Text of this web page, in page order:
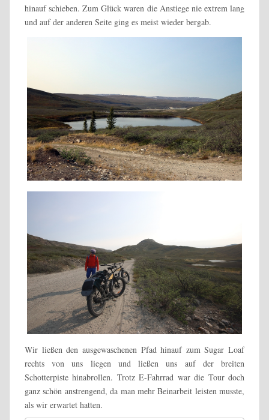
hinauf schieben. Zum Glück waren die Anstiege nie extrem lang
und auf der anderen Seite ging es meist wieder bergab.
Wir ließen den ausgewaschenen Pfad hinauf zum Sugar Loaf
rechts von uns liegen und ließen uns auf der breiten
Schotterpiste hinabrollen. Trotz E-Fahrrad war die Tour doch
ganz schön anstrengend, da man mehr Beinarbeit leisten musste,
als wir erwartet hatten.